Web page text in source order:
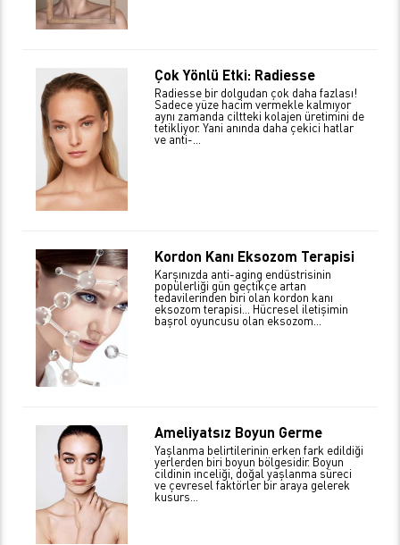
Çok Yönlü Etki: Radiesse
Radiesse bir dolgudan çok daha fazlası!
Sadece yüze hacim vermekle kalmıyor
aynı zamanda ciltteki kolajen üretimini de
tetikliyor. Yani anında daha çekici hatlar
ve anti-...
Kordon Kanı Eksozom Terapisi
Karşınızda anti-aging endüstrisinin
popülerliği gün geçtikçe artan
tedavilerinden biri olan kordon kanı
eksozom terapisi… Hücresel iletişimin
başrol oyuncusu olan eksozom...
Ameliyatsız Boyun Germe
Yaşlanma belirtilerinin erken fark edildiği
yerlerden biri boyun bölgesidir. Boyun
cildinin inceliği, doğal yaşlanma süreci
ve çevresel faktörler bir araya gelerek
kusurs...